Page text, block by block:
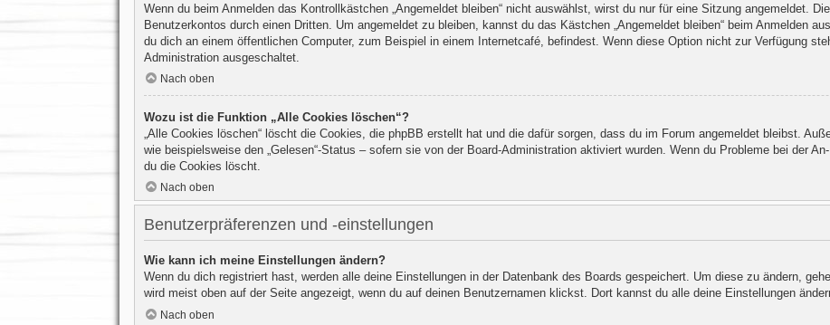
Wenn du beim Anmelden das Kontrollkästchen „Angemeldet bleiben“ nicht auswählst, wirst du nur für eine Sitzung angemeldet.
Benutzerkontos durch einen Dritten. Um angemeldet zu bleiben, kannst du das Kästchen „Angemeldet bleiben“ beim Anmelden
du dich an einem öffentlichen Computer, zum Beispiel in einem Internetcafé, befindest. Wenn diese Option nicht zur Verfügung
Administration ausgeschaltet.
Nach oben
Wozu ist die Funktion „Alle Cookies löschen“?
„Alle Cookies löschen“ löscht die Cookies, die phpBB erstellt hat und die dafür sorgen, dass du im Forum angemeldet bleibst.
wie beispielsweise den „Gelesen“-Status – sofern sie von der Board-Administration aktiviert wurden. Wenn du Probleme bei der
du die Cookies löscht.
Nach oben
Benutzerpräferenzen und -einstellungen
Wie kann ich meine Einstellungen ändern?
Wenn du dich registriert hast, werden alle deine Einstellungen in der Datenbank des Boards gespeichert. Um diese zu ändern,
wird meist oben auf der Seite angezeigt, wenn du auf deinen Benutzernamen klickst. Dort kannst du alle deine Einstellungen
Nach oben